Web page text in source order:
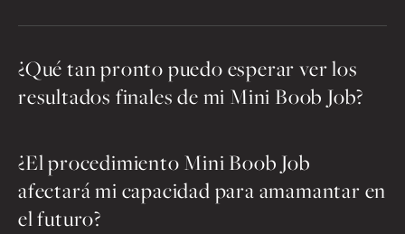
¿Qué tan pronto puedo esperar ver los
resultados finales de mi Mini Boob Job?
¿El procedimiento Mini Boob Job
afectará mi capacidad para amamantar en
el futuro?